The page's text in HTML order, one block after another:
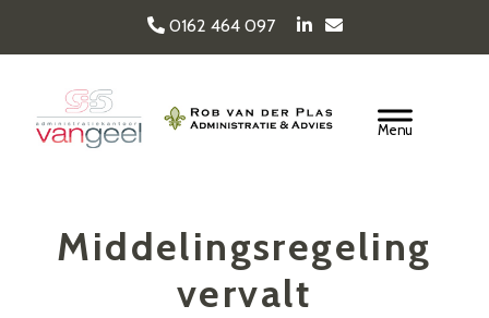
hoofd
inhoud
0162 464 097
Van Geel & van der
Header
Middelingsregeling
vervalt